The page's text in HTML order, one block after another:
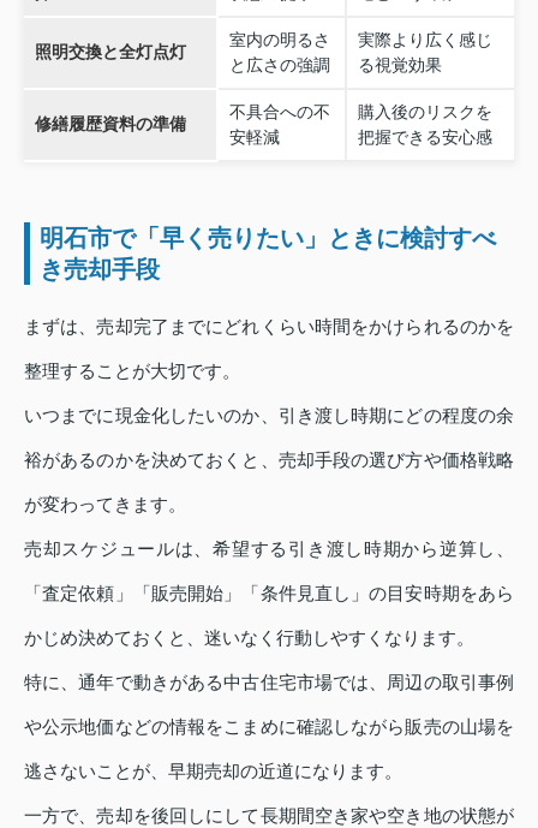
照明交換と全灯点灯
室内の明るさ
と広さの強調
実際より広く感じ
る視覚効果
修繕履歴資料の準備
不具合への不
安軽減
購入後のリスクを
把握できる安心感
明石市で「早く売りたい」ときに検討すべ
き売却手段
まずは、売却完了までにどれくらい時間をかけられるのかを
整理することが大切です。
いつまでに現金化したいのか、引き渡し時期にどの程度の余
裕があるのかを決めておくと、売却手段の選び方や価格戦略
が変わってきます。
売却スケジュールは、希望する引き渡し時期から逆算し、
「査定依頼」「販売開始」「条件見直し」の目安時期をあら
かじめ決めておくと、迷いなく行動しやすくなります。
特に、通年で動きがある中古住宅市場では、周辺の取引事例
や公示地価などの情報をこまめに確認しながら販売の山場を
逃さないことが、早期売却の近道になります。
一方で、売却を後回しにして長期間空き家や空き地の状態が